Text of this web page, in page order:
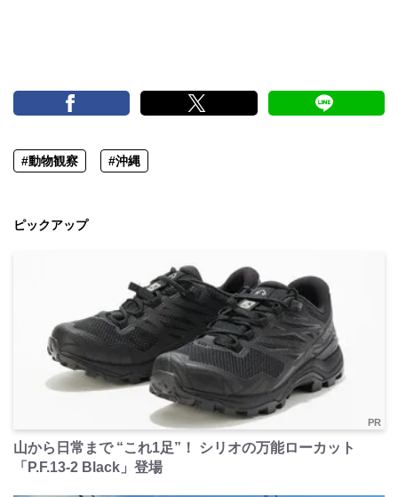
#動物観察 #沖縄
ピックアップ
PR
山から日常まで “これ1足”！ シリオの万能ローカット
「P.F.13-2 Black」登場